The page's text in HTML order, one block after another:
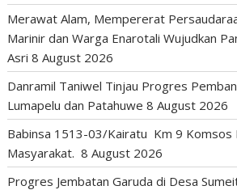
Merawat Alam, Mempererat
Marinir dan Warga Enarotali Wujudkan
Asri 8 August 2026
Danramil Taniwel Tinjau Progres
Lumapelu dan Patahuwe 8 August 2026
Babinsa 1513-03/Kairatu Km 9 Komsos
Masyarakat. 8 August 2026
Progres Jembatan Garuda di Desa